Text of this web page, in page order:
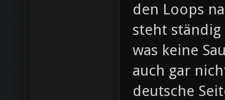
den Loops
steht
was keine
auch gar
deutsche